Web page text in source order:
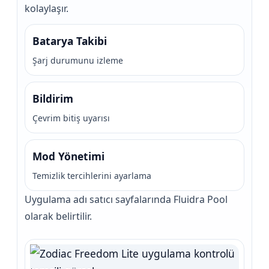
kolaylaşır.
Batarya Takibi
Şarj durumunu izleme
Bildirim
Çevrim bitiş uyarısı
Mod Yönetimi
Temizlik tercihlerini ayarlama
Uygulama adı satıcı sayfalarında Fluidra Pool
olarak belirtilir.